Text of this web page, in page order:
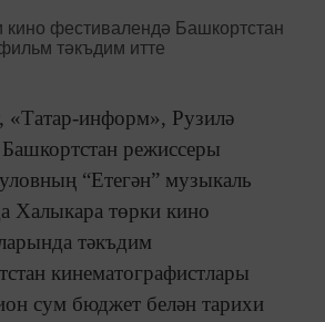
«Татар-информ», Рузилә
режиссеры
“Етегән” музыкаль
Халыкара төрки кино
тәкъдим
кинематографистлары
сум бюджет белән тарихи